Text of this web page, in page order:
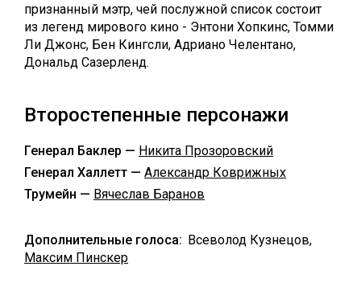
признанный мэтр, чей послужной список состоит
из легенд мирового кино - Энтони Хопкинс, Томми
Ли Джонс, Бен Кингсли, Адриано Челентано,
Дональд Сазерленд.
Второстепенные персонажи
Генерал Баклер — Никита Прозоровский
Генерал Халлетт — Александр Коврижных
Трумейн — Вячеслав Баранов
Дополнительные голоса: Всеволод Кузнецов,
Максим Пинскер